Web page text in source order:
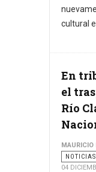
cultural
En
el
Río
MAURICIO
04